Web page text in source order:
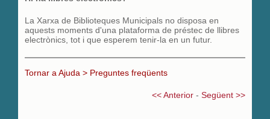
La Xarxa de Biblioteques Municipals no disposa en
aquests moments d'una plataforma de préstec de llibres
electrònics, tot i que esperem tenir-la en un futur.
Tornar a Ajuda > Preguntes freqüents
<< Anterior - Següent >>